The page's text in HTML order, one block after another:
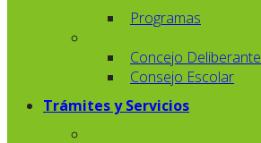
Programas
Concejo Deliberante
Consejo Escolar
Trámites y Servicios